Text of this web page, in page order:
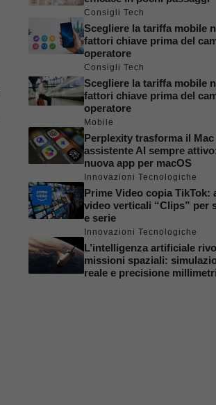
Consigli Tech
Scegliere la tariffa mobile
fattori chiave prima del
operatore
Consigli Tech
Scegliere la tariffa mobile
fattori chiave prima del
operatore
Mobile
Perplexity trasforma il Mac
assistente AI sempre
nuova app per macOS
Innovazioni Tecnologiche
Prime Video copia TikTok:
video verticali “Clips” per
e serie
Innovazioni Tecnologiche
L’intelligenza artificiale
missioni spaziali:
reale e precisione